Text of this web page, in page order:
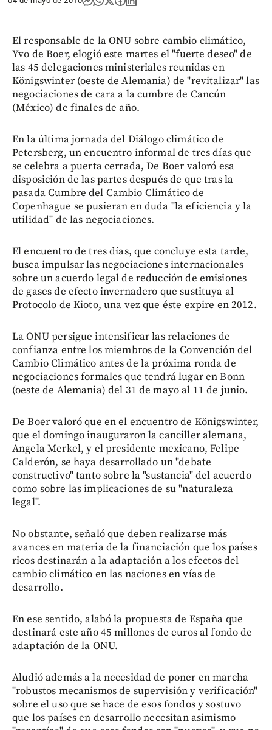
El responsable de la ONU sobre cambio climático,
Yvo de Boer, elogió este martes el "fuerte deseo" de
las 45 delegaciones ministeriales reunidas en
Königswinter (oeste de Alemania) de "revitalizar" las
negociaciones de cara a la cumbre de Cancún
(México) de finales de año.
En la última jornada del Diálogo climático de
Petersberg, un encuentro informal de tres días que
se celebra a puerta cerrada, De Boer valoró esa
disposición de las partes después de que tras la
pasada Cumbre del Cambio Climático de
Copenhague se pusieran en duda "la eficiencia y la
utilidad" de las negociaciones.
El encuentro de tres días, que concluye esta tarde,
busca impulsar las negociaciones internacionales
sobre un acuerdo legal de reducción de emisiones
de gases de efecto invernadero que sustituya al
Protocolo de Kioto, una vez que éste expire en 2012.
La ONU persigue intensificar las relaciones de
confianza entre los miembros de la Convención del
Cambio Climático antes de la próxima ronda de
negociaciones formales que tendrá lugar en Bonn
(oeste de Alemania) del 31 de mayo al 11 de junio.
De Boer valoró que en el encuentro de Königswinter,
que el domingo inauguraron la canciller alemana,
Angela Merkel, y el presidente mexicano, Felipe
Calderón, se haya desarrollado un "debate
constructivo" tanto sobre la "sustancia" del acuerdo
como sobre las implicaciones de su "naturaleza
legal".
No obstante, señaló que deben realizarse más
avances en materia de la financiación que los países
ricos destinarán a la adaptación a los efectos del
cambio climático en las naciones en vías de
desarrollo.
En ese sentido, alabó la propuesta de España que
destinará este año 45 millones de euros al fondo de
adaptación de la ONU.
Aludió además a la necesidad de poner en marcha
"robustos mecanismos de supervisión y verificación"
sobre el uso que se hace de esos fondos y sostuvo
que los países en desarrollo necesitan asimismo